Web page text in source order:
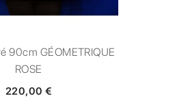
90cm GÉOMETRIQUE
ROSE
220,00 €